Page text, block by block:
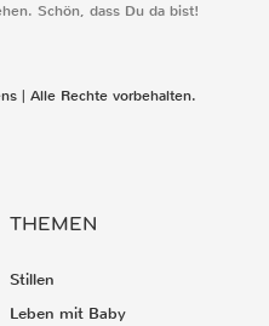
Schön, dass Du da bist!
| Alle Rechte vorbehalten.
THEMEN
Stillen
Leben mit Baby